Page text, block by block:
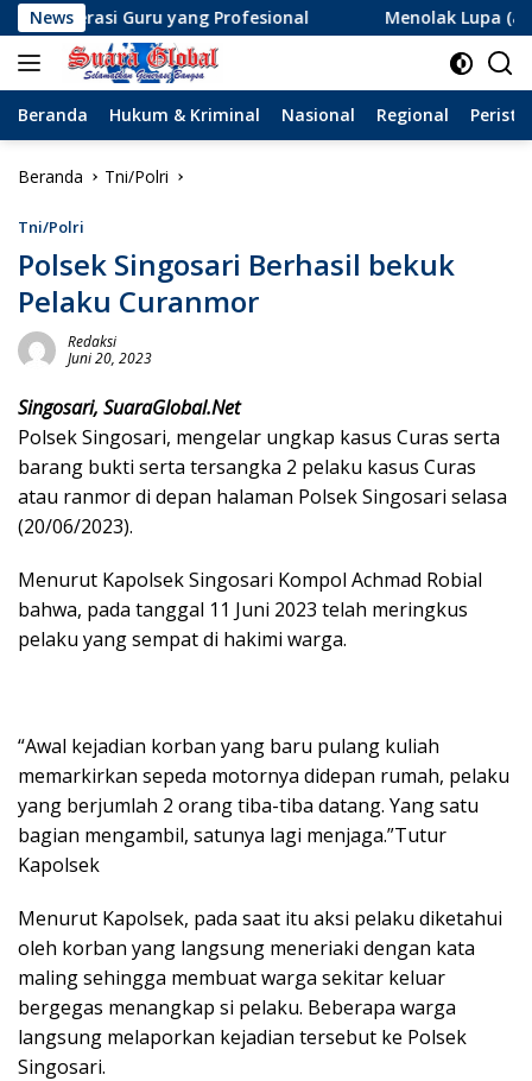
Langsung
ke
konten
News
Guru yang Profesional Menolak Lupa (atau Lupa
Beranda Hukum & Kriminal Nasional Regional
Beranda Tni/Polri
Tni/Polri
Polsek Singosari Berhasil bekuk
Pelaku Curanmor
Redaksi
Juni 20, 2023
Singosari, SuaraGlobal.Net
Polsek Singosari, mengelar ungkap kasus Curas serta
barang bukti serta tersangka 2 pelaku kasus Curas
atau ranmor di depan halaman Polsek Singosari selasa
(20/06/2023).
Menurut Kapolsek Singosari Kompol Achmad Robial
bahwa, pada tanggal 11 Juni 2023 telah meringkus
pelaku yang sempat di hakimi warga.
“Awal kejadian korban yang baru pulang kuliah
memarkirkan sepeda motornya didepan rumah, pelaku
yang berjumlah 2 orang tiba-tiba datang. Yang satu
bagian mengambil, satunya lagi menjaga.”Tutur
Kapolsek
Menurut Kapolsek, pada saat itu aksi pelaku diketahui
oleh korban yang langsung meneriaki dengan kata
maling sehingga membuat warga sekitar keluar
bergegas menangkap si pelaku. Beberapa warga
langsung melaporkan kejadian tersebut ke Polsek
Singosari.